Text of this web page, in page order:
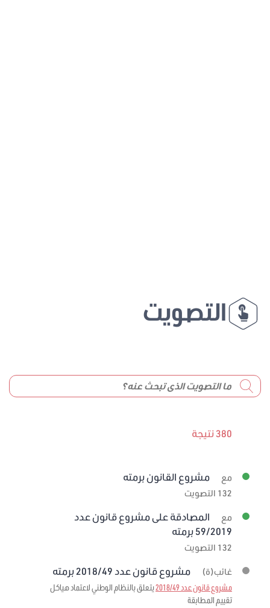
التصويت
380 نتيجة
مع مشروع القانون برمته
132 التصويت
مع
المصادقة على مشروع قانون عدد
59/2019 برمته
132 التصويت
غائب(ة) مشروع قانون عدد 2018/49 برمته
مشروع قانون عدد 2018/49
يتعلق بالنظام الوطني لاعتماد هياكل
تقييم المطابقة